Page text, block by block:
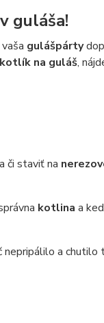
guláša!
gulášpárty
kotlík na guláš,
či staviť na
kotlina a
nepripálilo a chutilo